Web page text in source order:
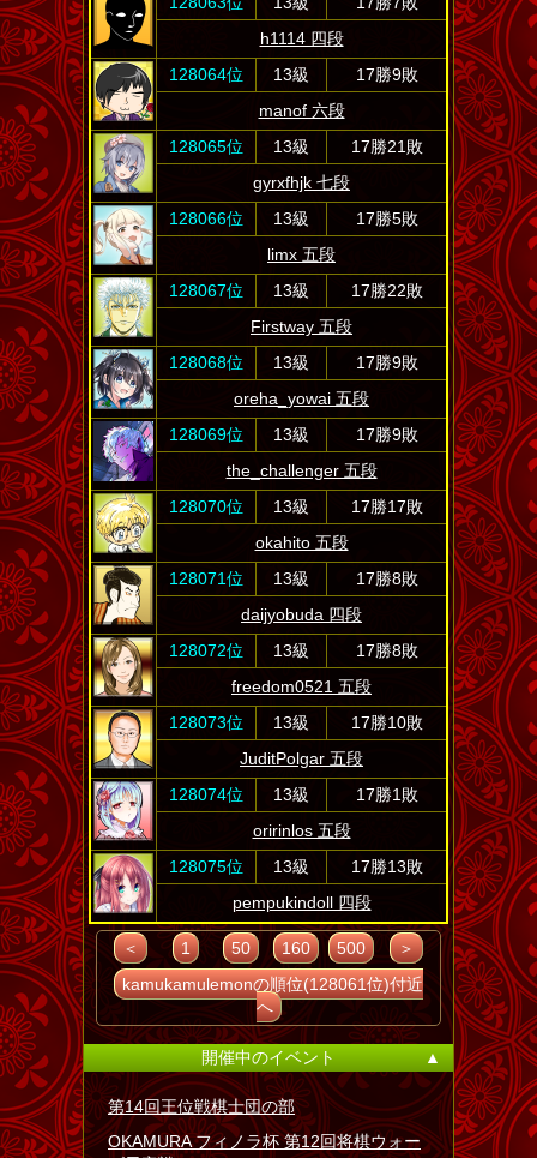
h1114 四段
128064位
13級
17勝9敗
manof 六段
128065位
13級
17勝21敗
gyrxfhjk 七段
128066位
13級
17勝5敗
limx 五段
128067位
13級
17勝22敗
Firstway 五段
128068位
13級
17勝9敗
oreha_yowai 五段
128069位
13級
17勝9敗
the_challenger 五段
128070位
13級
17勝17敗
okahito 五段
128071位
13級
17勝8敗
daijyobuda 四段
128072位
13級
17勝8敗
freedom0521 五段
128073位
13級
17勝10敗
JuditPolgar 五段
128074位
13級
17勝1敗
oririnlos 五段
128075位
13級
17勝13敗
pempukindoll 四段
＜ 1 50 160 500
＞
kamukamulemonの順位(128061位)付近
へ
開催中のイベント ▲
第14回王位戦棋士団の部
OKAMURA フィノラ杯 第12回将棋ウォー